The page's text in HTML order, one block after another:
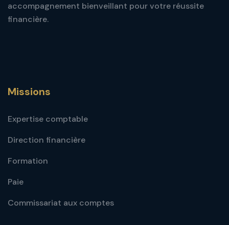
accompagnement bienveillant pour votre réussite
financière.
Missions
Expertise comptable
Direction financière
Formation
Paie
Commissariat aux comptes